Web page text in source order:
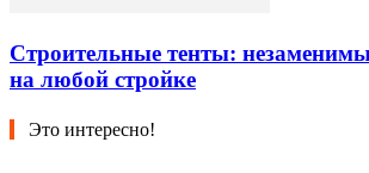
Строительные тенты:
на любой стройке
Это интересно!